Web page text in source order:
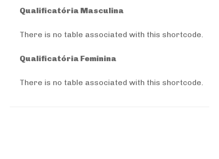
Qualificatória Masculina
There is no table associated with this shortcode.
Qualificatória Feminina
There is no table associated with this shortcode.